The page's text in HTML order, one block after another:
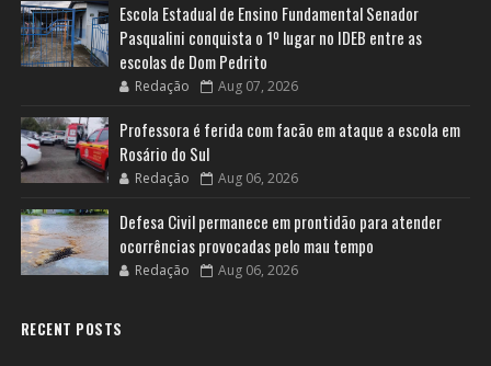
Escola Estadual de Ensino Fundamental Senador
Pasqualini conquista o 1º lugar no IDEB entre as
escolas de Dom Pedrito
Redação Aug 07, 2026
Professora é ferida com facão em ataque a escola em
Rosário do Sul
Redação Aug 06, 2026
Defesa Civil permanece em prontidão para atender
ocorrências provocadas pelo mau tempo
Redação Aug 06, 2026
RECENT POSTS